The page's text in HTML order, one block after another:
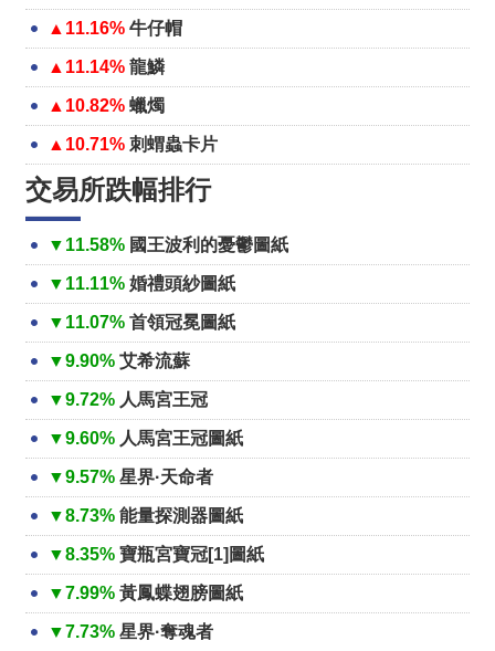
▲11.16% 牛仔帽
▲11.14% 龍鱗
▲10.82% 蠟燭
▲10.71% 刺蝟蟲卡片
交易所跌幅排行
▼11.58% 國王波利的憂鬱圖紙
▼11.11% 婚禮頭紗圖紙
▼11.07% 首領冠冕圖紙
▼9.90% 艾希流蘇
▼9.72% 人馬宮王冠
▼9.60% 人馬宮王冠圖紙
▼9.57% 星界·天命者
▼8.73% 能量探測器圖紙
▼8.35% 寶瓶宮寶冠[1]圖紙
▼7.99% 黃鳳蝶翅膀圖紙
▼7.73% 星界·奪魂者